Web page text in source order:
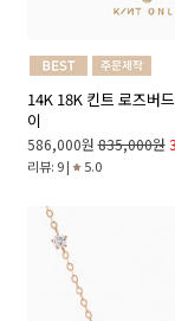
14K 18K 킨트 로즈버
이
586,000원 835,000원
리뷰: 9 | 5.0